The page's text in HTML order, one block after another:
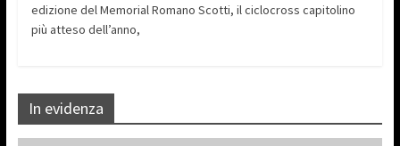
edizione del Memorial Romano Scotti, il ciclocross capitolino
più atteso dell’anno,
In evidenza